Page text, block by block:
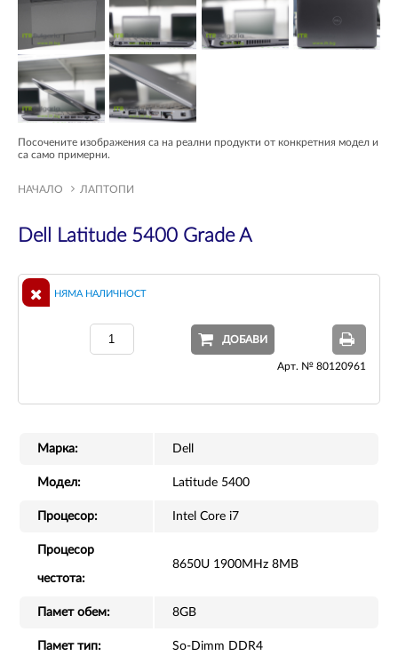
Посочените изображения са на реални продукти от конкретния модел и
са само примерни.
НАЧАЛО ЛАПТОПИ
Dell Latitude 5400 Grade A
НЯМА НАЛИЧНОСТ
ДОБАВИ
Арт. № 80120961
Марка: Dell
Модел: Latitude 5400
Процесор: Intel Core i7
Процесор
честота:
8650U 1900MHz 8MB
Памет обем: 8GB
Памет тип: So-Dimm DDR4